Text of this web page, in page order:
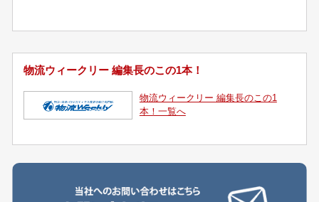
物流ウィークリー 編集長のこの1本！
物流ウィークリー 編集長のこの1
本！一覧へ